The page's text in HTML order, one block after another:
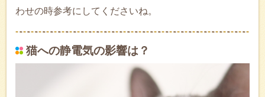
わせの時参考にしてくださいね。
猫への静電気の影響は？